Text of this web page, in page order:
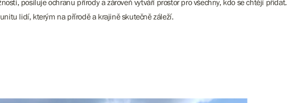
posiluje ochranu přírody a zároveň vytváří prostor pro všechny, kdo se chtějí přidat.
lidí, kterým na přírodě a krajině skutečně záleží.